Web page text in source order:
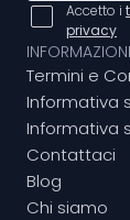
Accetto i
privacy
Termini e
Informativa
Informativa
Contattaci
Blog
Chi siamo